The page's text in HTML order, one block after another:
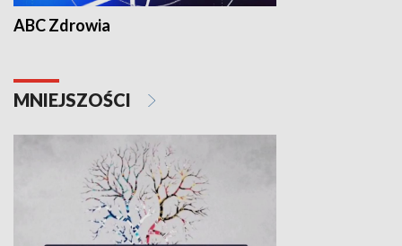
ABC Zdrowia
MNIEJSZOŚCI